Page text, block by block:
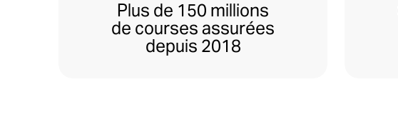
Plus de 150 millions
de courses assurées
depuis 2018